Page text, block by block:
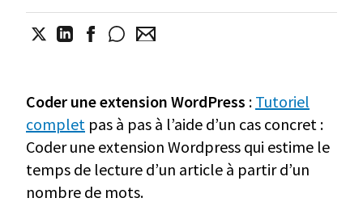
Coder une extension WordPress : Tutoriel
complet pas à pas à l’aide d’un cas concret :
Coder une extension Wordpress qui estime le
temps de lecture d’un article à partir d’un
nombre de mots.